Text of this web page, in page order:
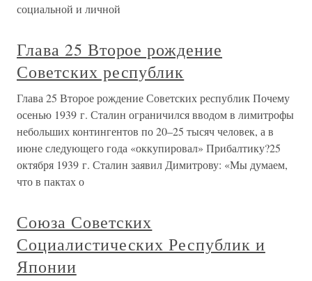
социальной и личной
Глава 25 Второе рождение
Советских республик
Глава 25 Второе рождение Советских республик Почему
осенью 1939 г. Сталин ограничился вводом в лимитрофы
небольших контингентов по 20–25 тысяч человек, а в
июне следующего года «оккупировал» Прибалтику?25
октября 1939 г. Сталин заявил Димитрову: «Мы думаем,
что в пактах о
Союза Советских
Социалистических Республик и
Японии